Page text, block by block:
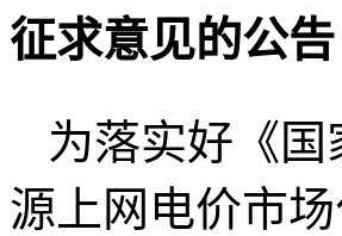
征求意见的公告
为落实好《
源上网电价市